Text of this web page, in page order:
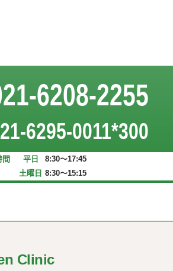
6208-2255
6295-0011*300
間 平日
8:30～17:45
土曜日 8:30～15:15
お問い合わせフォームはこちら
Clinic